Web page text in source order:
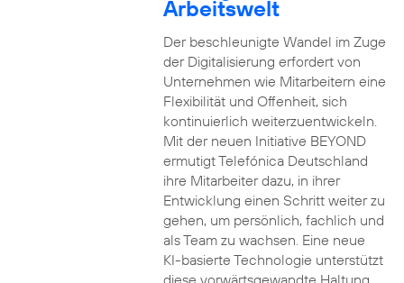
Arbeitswelt
Der beschleunigte Wandel im Zuge
der Digitalisierung erfordert von
Unternehmen wie Mitarbeitern eine
Flexibilität und Offenheit, sich
kontinuierlich weiterzuentwickeln.
Mit der neuen Initiative BEYOND
ermutigt Telefónica Deutschland
ihre Mitarbeiter dazu, in ihrer
Entwicklung einen Schritt weiter zu
gehen, um persönlich, fachlich und
als Team zu wachsen. Eine neue
KI-basierte Technologie unterstützt
diese vorwärtsgewandte Haltung